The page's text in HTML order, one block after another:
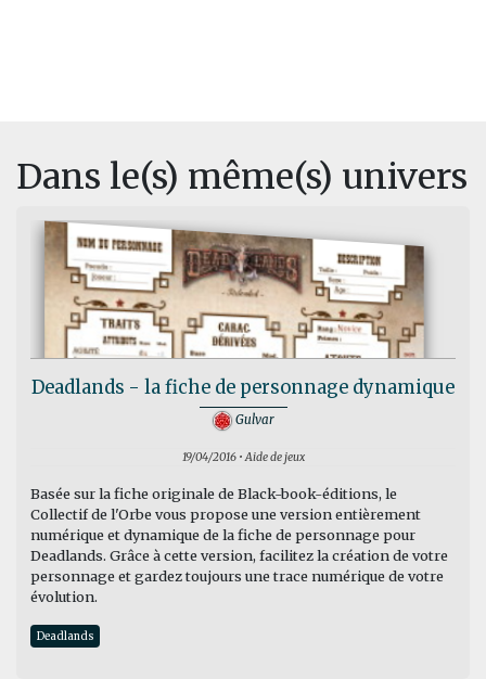
Dans le(s) même(s) univers
Deadlands - la fiche de personnage dynamique
Gulvar
19/04/2016 • Aide de jeux
Basée sur la fiche originale de Black-book-éditions, le
Collectif de l'Orbe vous propose une version entièrement
numérique et dynamique de la fiche de personnage pour
Deadlands. Grâce à cette version, facilitez la création de votre
personnage et gardez toujours une trace numérique de votre
évolution.
Deadlands